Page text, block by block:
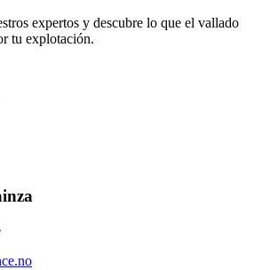
expertos y descubre lo que el vallado
tu explotación.